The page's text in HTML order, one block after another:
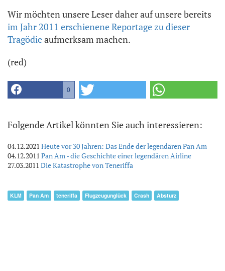
Wir möchten unsere Leser daher auf unsere bereits
im Jahr 2011 erschienene Reportage zu dieser
Tragödieaufmerksam machen.
(red)
0
Folgende Artikel könnten Sie auch interessieren:
04.12.2021 Heute vor 30 Jahren: Das Ende der legendären Pan Am
04.12.2011 Pan Am - die Geschichte einer legendären Airline
27.03.2011 Die Katastrophe von Teneriffa
KLM Pan Am teneriffa Flugzeugunglück Crash Absturz